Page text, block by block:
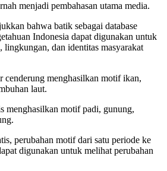
menjadi pembahasan utama media.
bahwa batik sebagai database
Indonesia dapat digunakan untuk
lingkungan, dan identitas masyarakat
cenderung menghasilkan motif ikan,
laut.
menghasilkan motif padi, gunung,
perubahan motif dari satu periode ke
digunakan untuk melihat perubahan